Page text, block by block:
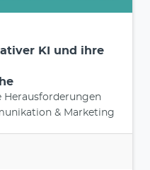
KI und ihre
Herausforderungen
& Marketing